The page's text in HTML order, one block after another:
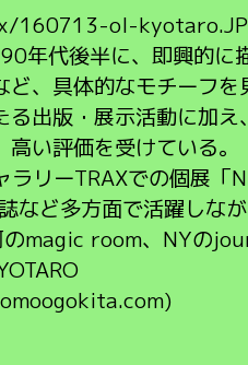
160713-ol-
年代後半に、即興的
、具体的なモチーフ
出版・展示活動に加
い評価を受けている。
リーTRAXでの個展「
など多方面で活躍しな
magic room、NYの